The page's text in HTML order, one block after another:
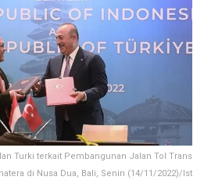
Turki terkait Pembangunan Jalan Tol Trans
di Nusa Dua, Bali, Senin (14/11/2022)/Ist